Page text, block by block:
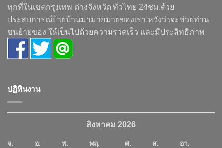
ทุกที่ในเขตกรุงเทพ ต่างจังหวัด ทั่วไทย 24ชม.ด้วย
ประสบการณ์ย้ายบ้านมามากมายของเรา หวังว่าจะช่วยท่าน
ขนย้ายของ ให้เป็นไปด้วยความรวดเร็ว และมีประสิทธิภาพ
ปฏิทินงาน
สิงหาคม 2026
จ. อ. พ. พฤ. ศ. ส.
อา.